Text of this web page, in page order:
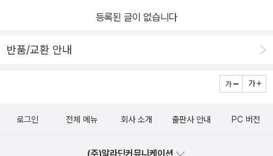
등록된 글이 없습니다
반품/교환 안내
로그인 전체 메뉴 회사 소개 출판사 안내 PC 버전